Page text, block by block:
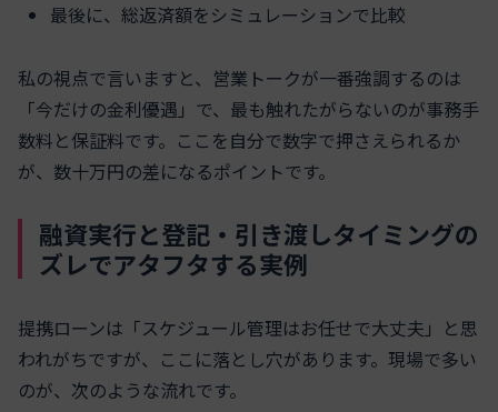
最後に、総返済額をシミュレーションで比較
私の視点で言いますと、営業トークが一番強調するのは
「今だけの金利優遇」で、最も触れたがらないのが事務手
数料と保証料です。ここを自分で数字で押さえられるか
が、数十万円の差になるポイントです。
融資実行と登記・引き渡しタイミングの
ズレでアタフタする実例
提携ローンは「スケジュール管理はお任せで大丈夫」と思
われがちですが、ここに落とし穴があります。現場で多い
のが、次のような流れです。